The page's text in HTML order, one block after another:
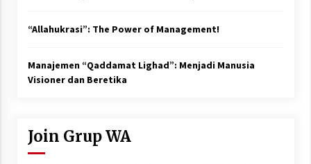
“Allahukrasi”: The Power of Management!
Manajemen “Qaddamat Lighad”: Menjadi Manusia
Visioner dan Beretika
Join Grup WA